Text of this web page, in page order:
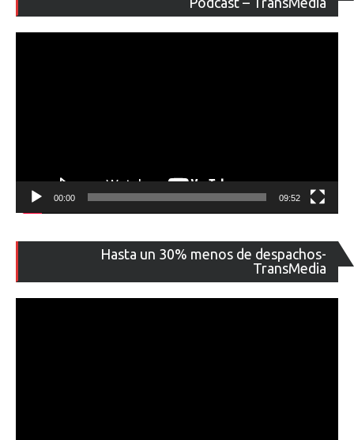
00:00 09:52
Hasta un 30% menos de despachos-
TransMedia
de